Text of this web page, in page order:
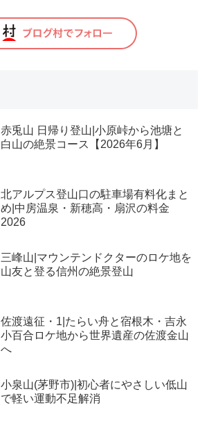
赤兎山 日帰り登山|小原峠から池塘と
白山の絶景コース【2026年6月】
北アルプス登山口の駐車場有料化まと
め|中房温泉・新穂高・扇沢の料金
2026
三峰山|マウンテンドクターのロケ地を
山友と登る信州の絶景登山
佐渡遠征・1|たらい舟と宿根木・吉永
小百合ロケ地から世界遺産の佐渡金山
へ
小泉山(茅野市)|初心者にやさしい低山
で軽い運動不足解消